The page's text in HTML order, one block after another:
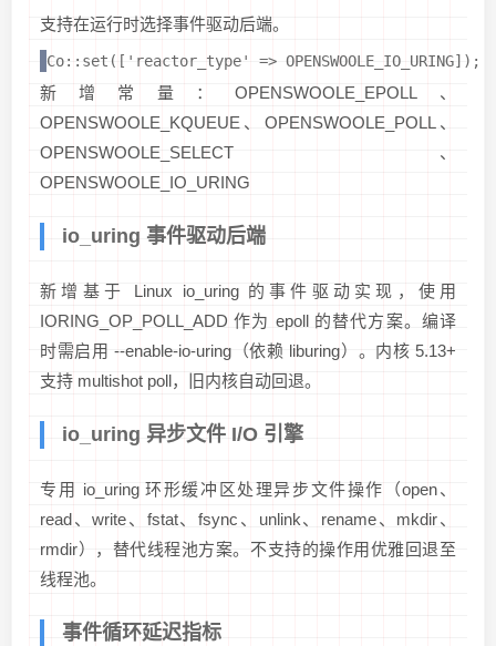
支持在运行时选择事件驱动后端。
Co::set(['reactor_type' => OPENSWOOLE_IO_URING]);
新增常量：OPENSWOOLE_EPOLL、
OPENSWOOLE_KQUEUE、OPENSWOOLE_POLL、
OPENSWOOLE_SELECT、
OPENSWOOLE_IO_URING
io_uring 事件驱动后端
新增基于 Linux io_uring 的事件驱动实现，使用
IORING_OP_POLL_ADD 作为 epoll 的替代方案。编译
时需启用 --enable-io-uring（依赖 liburing）。内核 5.13+
支持 multishot poll，旧内核自动回退。
io_uring 异步文件 I/O 引擎
专用 io_uring 环形缓冲区处理异步文件操作（open、
read、write、fstat、fsync、unlink、rename、mkdir、
rmdir），替代线程池方案。不支持的操作用优雅回退至
线程池。
事件循环延迟指标